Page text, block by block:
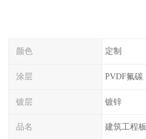
颜色 定制
涂层 PVDF氟碳
镀层 镀锌
品名 建筑工程板